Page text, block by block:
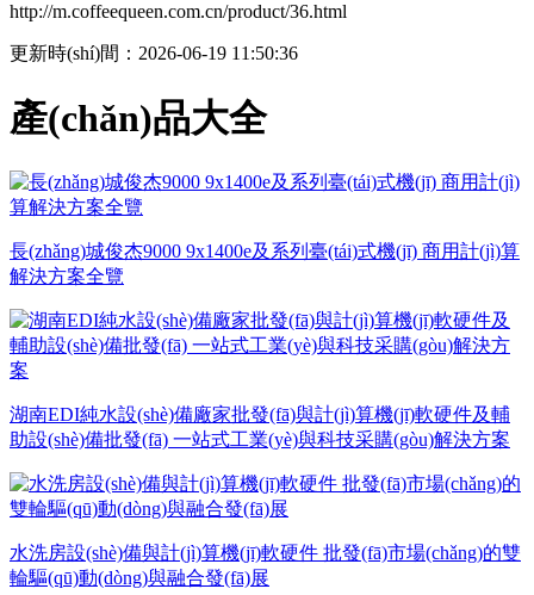
http://m.coffeequeen.com.cn/product/36.html
更新時(shí)間：2026-06-19 11:50:36
產(chǎn)品大全
長(zhǎng)城俊杰9000 9x1400e及系列臺(tái)式機(jī) 商用計(jì)算
解決方案全覽
湖南EDI純水設(shè)備廠家批發(fā)與計(jì)算機(jī)軟硬件及輔
助設(shè)備批發(fā) 一站式工業(yè)與科技采購(gòu)解決方案
水洗房設(shè)備與計(jì)算機(jī)軟硬件 批發(fā)市場(chǎng)的雙
輪驅(qū)動(dòng)與融合發(fā)展